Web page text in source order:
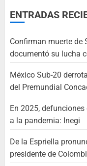
ENTRADAS
Confirman muerte de
documentó su lucha
México Sub-20
del Premundial
En 2025,
a la pandemia: Inegi
De la Espriella
presidente de